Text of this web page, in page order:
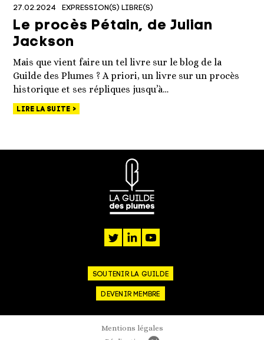
27.02.2024 EXPRESSION(S) LIBRE(S)
Le procès Pétain, de Julian
Jackson
Mais que vient faire un tel livre sur le blog de la
Guilde des Plumes ? A priori, un livre sur un procès
historique et ses répliques jusqu’à…
LIRE LA SUITE
twitterlinkedin
SOUTENIR LA GUILDE
DEVENIR MEMBRE
Mentions légales